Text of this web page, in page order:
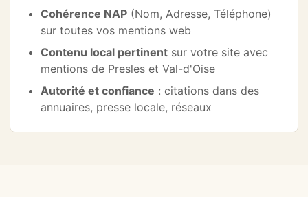
Cohérence NAP (Nom, Adresse, Téléphone)
sur toutes vos mentions web
Contenu local pertinent sur votre site avec
mentions de Presles et Val-d'Oise
Autorité et confiance : citations dans des
annuaires, presse locale, réseaux